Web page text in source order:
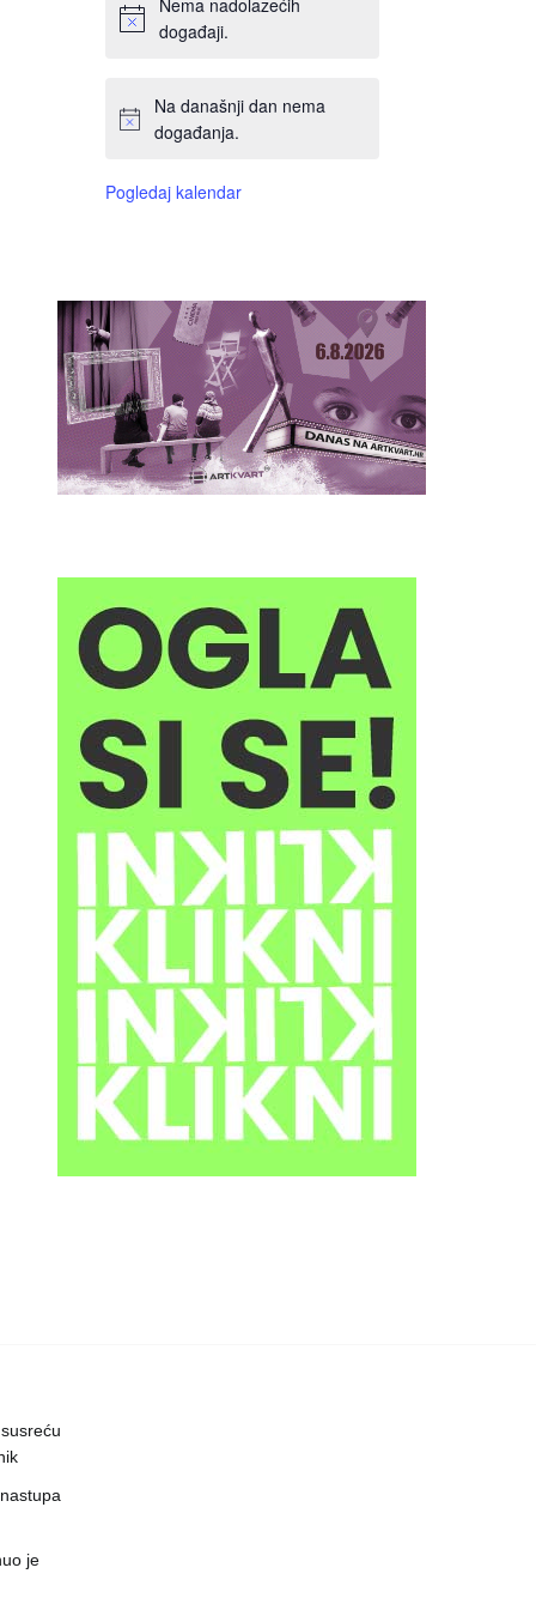
Nema nadolazećih
događaji.
Na današnji dan nema
događanja.
Pogledaj kalendar
je